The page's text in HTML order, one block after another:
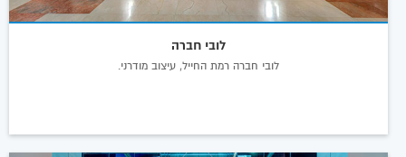
לובי חברה
לובי חברה רמת החייל, עיצוב מודרני.